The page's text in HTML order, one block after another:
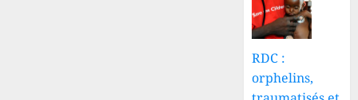
RDC :
orphelins,